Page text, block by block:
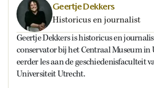
Geertje Dekkers
Historicus en journalist
Geertje Dekkers is historicus en
conservator bij het Centraal Museum in
eerder les aan de geschiedenisfaculteit
Universiteit Utrecht.